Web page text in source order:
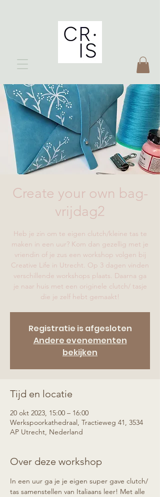
Create your own bag-
vrijdag2
Heb je zin om te eigen clutch/kleine tas te
maken in een uur? Kom dan gezellig met je
vriendin of je zus een workshop volgen bij
Creative Life in Utrecht. Op 3 dagen vinden
verschillende workshops plaats. Daarna ga
je naar huis met een originele clutch/ tasje
die je zelf hebt gemaakt!
Registratie is afgesloten
Andere evenementen
bekijken
Tijd en locatie
20 okt 2023, 15:00 – 16:00
Werkspoorkathedraal, Tractieweg 41, 3534
AP Utrecht, Nederland
Over deze workshop
In een uur ga je je eigen super gave clutch/
tas samenstellen van Italiaans leer! Met alle